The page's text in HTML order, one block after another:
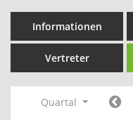
Informationen
Vertreter
Quartal